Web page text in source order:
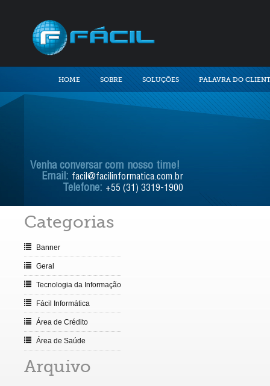
HOME SOBRE SOLUÇÕES PALAVRA DO
Venha conversar com nosso time!
Email: facil@facilinformatica.com.br
Telefone: +55 (31) 3319-1900
Categorias
Banner
Geral
Tecnologia da Informação
Fácil Informática
Área de Crédito
Área de Saúde
Arquivo